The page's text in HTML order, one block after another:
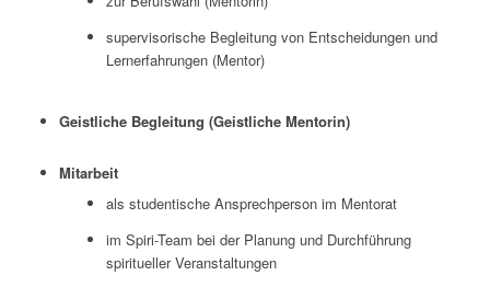
supervisorische Begleitung von Entscheidungen und
Lernerfahrungen (Mentor)
Geistliche Begleitung (Geistliche Mentorin)
Mitarbeit
als studentische Ansprechperson im Mentorat
im Spiri-Team bei der Planung und Durchführung
spiritueller Veranstaltungen